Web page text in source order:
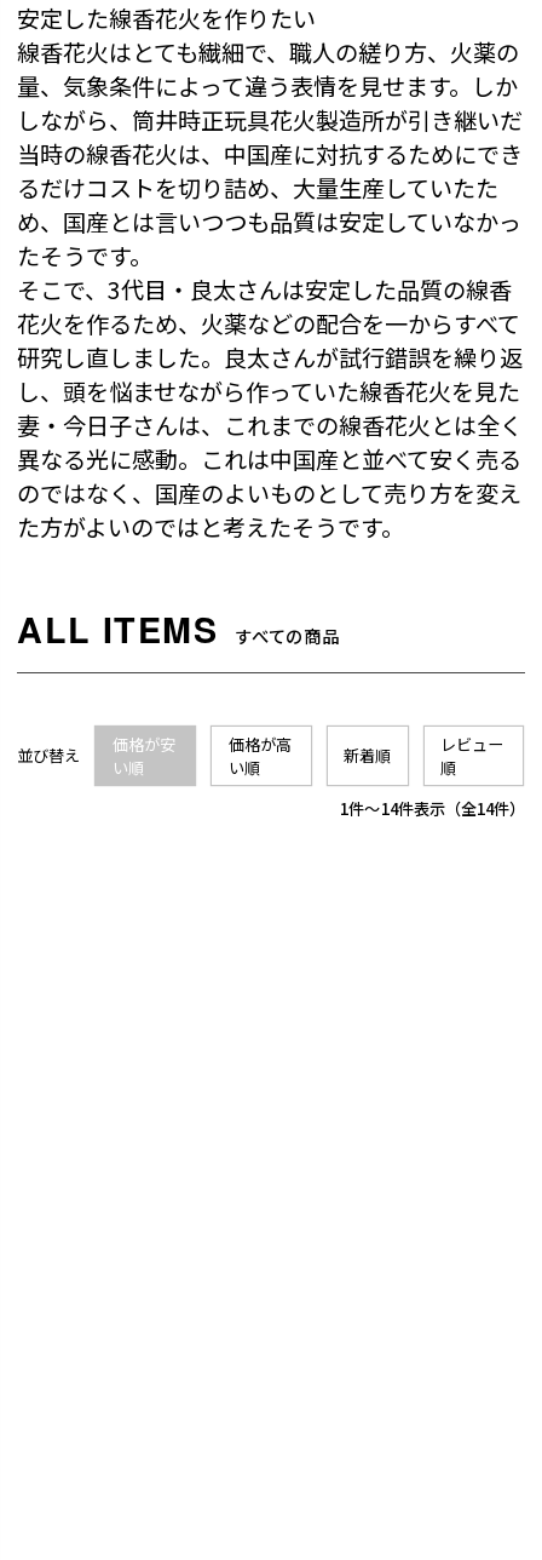
安定した線香花火を作りたい
線香花火はとても繊細で、職人の縒り方、火薬の
量、気象条件によって違う表情を見せます。しか
しながら、筒井時正玩具花火製造所が引き継いだ
当時の線香花火は、中国産に対抗するためにでき
るだけコストを切り詰め、大量生産していたた
め、国産とは言いつつも品質は安定していなかっ
たそうです。
そこで、3代目・良太さんは安定した品質の線香
花火を作るため、火薬などの配合を一からすべて
研究し直しました。良太さんが試行錯誤を繰り返
し、頭を悩ませながら作っていた線香花火を見た
妻・今日子さんは、これまでの線香花火とは全く
異なる光に感動。これは中国産と並べて安く売る
のではなく、国産のよいものとして売り方を変え
た方がよいのではと考えたそうです。
すべての商品
並び替え
価格が安
い順
価格が高
い順
新着順
レビュー
順
14
1 -14件表示